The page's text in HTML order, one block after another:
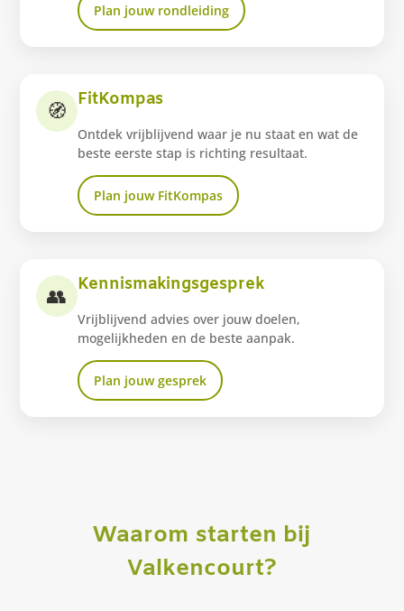
Plan jouw rondleiding
🧭 FitKompas
Ontdek vrijblijvend waar je nu staat en wat de
beste eerste stap is richting resultaat.
Plan jouw FitKompas
👥 Kennismakingsgesprek
Vrijblijvend advies over jouw doelen,
mogelijkheden en de beste aanpak.
Plan jouw gesprek
Waarom starten bij
Valkencourt?